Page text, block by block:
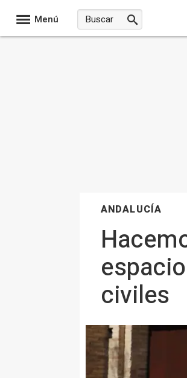
Menú
ANDALUCÍA
civiles